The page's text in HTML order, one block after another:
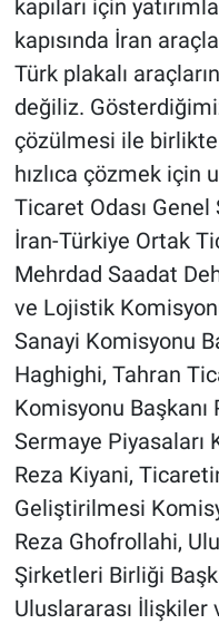
kapıları için
kapısında İran
Türk plakalı
değiliz.
çözülmesi ile
hızlıca çözmek için
Ticaret Odası
İran-Türkiye Ortak
Mehrdad Saadat
ve Lojistik
Sanayi Komisyonu
Haghighi, Tahran
Komisyonu
Sermaye Piyasaları
Reza Kiyani,
Geliştirilmesi
Reza Ghofrollahi,
Şirketleri Birliği
Uluslararası